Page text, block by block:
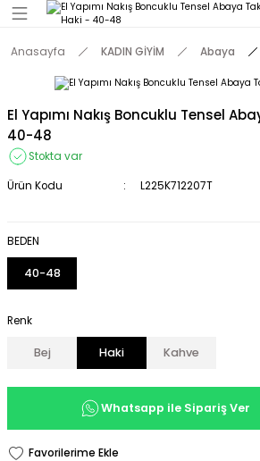
Anasayfa KADIN GİYİM Abaya
El Yapımı Nakış Boncuklu Tensel
40-48
Stokta var
Ürün Kodu L225K712207T
BEDEN
40-48
Renk
Bej Haki Kahve
Whatsapp ile Sipariş Ver